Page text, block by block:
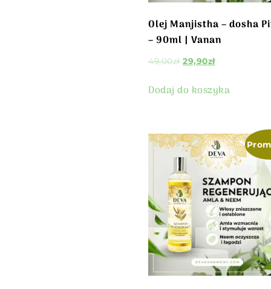
Olej Manjistha – dosha
– 90ml | Vanan
49,00zł 29,90zł
Dodaj do koszyka